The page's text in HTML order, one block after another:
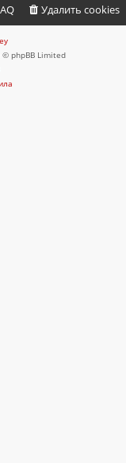
Удалить cookies
phpBB Limited